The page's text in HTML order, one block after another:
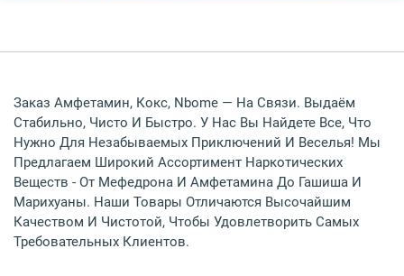
Заказ Амфетамин, Кокс, Nbome — На Связи. Выдаём
Стабильно, Чисто И Быстро. У Нас Вы Найдете Все, Что
Нужно Для Незабываемых Приключений И Веселья! Мы
Предлагаем Широкий Ассортимент Наркотических
Веществ - От Мефедрона И Амфетамина До Гашиша И
Марихуаны. Наши Товары Отличаются Высочайшим
Качеством И Чистотой, Чтобы Удовлетворить Самых
Требовательных Клиентов.